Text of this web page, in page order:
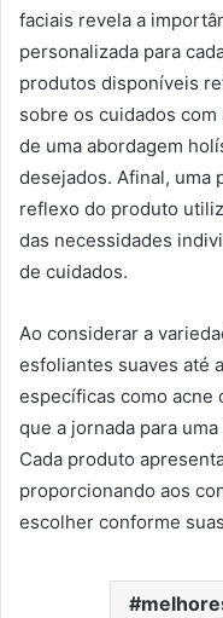
faciais revela a
personalizada para
produtos disponíveis
sobre os cuidados
de uma abordagem
desejados. Afinal, uma
reflexo do produto
das necessidades
de cuidados.
Ao considerar a
esfoliantes suaves até
específicas como acne
que a jornada para
Cada produto
proporcionando aos
escolher conforme